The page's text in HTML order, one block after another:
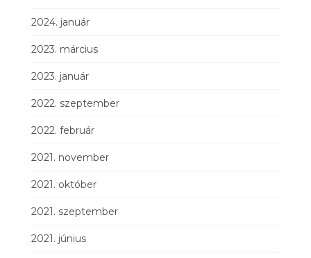
2024. január
2023. március
2023. január
2022. szeptember
2022. február
2021. november
2021. október
2021. szeptember
2021. június